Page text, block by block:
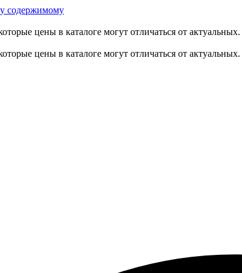
содержимому
цены в каталоге могут отличаться от актуальных.
цены в каталоге могут отличаться от актуальных.